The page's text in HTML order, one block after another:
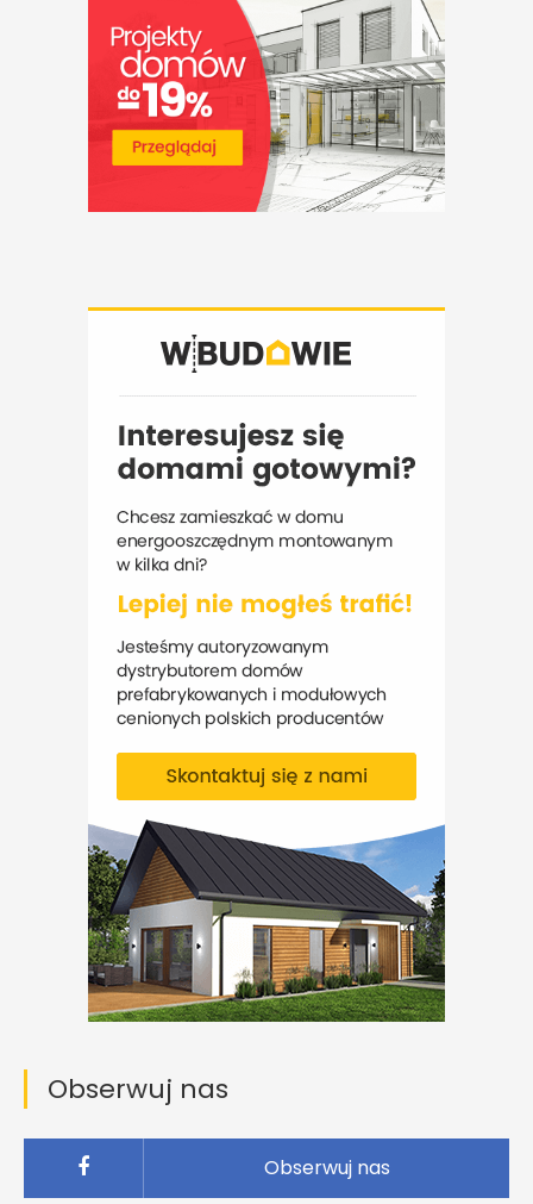
Obserwuj nas
Obserwuj nas